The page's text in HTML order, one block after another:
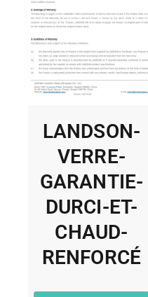
LANDSON-
VERRE-
GARANTIE-
DURCI-ET-
CHAUD-
RENFORCÉ